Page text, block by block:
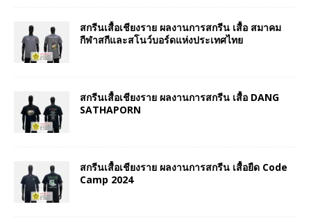
สกรีนเสื้อเชียงราย ผลงานการสกรีน เสื้อ สมาคม
กีฬาสกีและสโนว์บอร์ดแห่งประเทศไทย
สกรีนเสื้อเชียงราย ผลงานการสกรีน เสื้อ DANG
SATHAPORN
สกรีนเสื้อเชียงราย ผลงานการสกรีน เสื้อยืด Code
Camp 2024